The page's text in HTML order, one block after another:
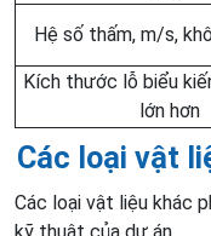
Hệ số thấm, m/s,
Kích thước lỗ biểu
lớn hơn
Các loại vật
Các loại vật liệu khác
kỹ thuật của dự án.